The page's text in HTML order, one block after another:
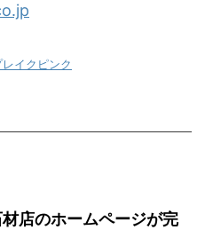
レイクピンク
店のホームページが完